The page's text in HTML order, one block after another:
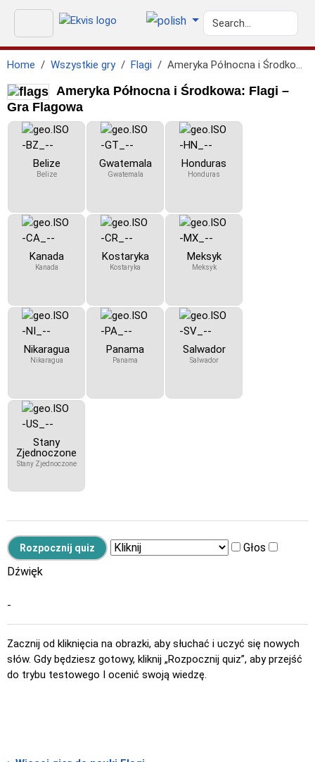
Home Wszystkie gry Flagi Ameryka Północna i Środkowa: Flagi
Ameryka Północna i Środkowa: Flagi –
Gra Flagowa
Belize
Belize
Gwatemala
Gwatemala
Honduras
Honduras
Kanada
Kanada
Kostaryka
Kostaryka
Meksyk
Meksyk
Nikaragua
Nikaragua
Panama
Panama
Salwador
Salwador
Stany
Zjednoczone
Stany Zjednoczone
Głos
Dźwięk
-
Zacznij od kliknięcia na obrazki, aby słuchać i uczyć się nowych
słów. Gdy będziesz gotowy, kliknij „Rozpocznij quiz”, aby przejść
do trybu testowego I ocenić swoją wiedzę.